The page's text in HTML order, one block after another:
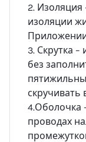
2. Изоляция
изоляции
3. Скрутка
без
скручивать
4.Оболочка
проводах